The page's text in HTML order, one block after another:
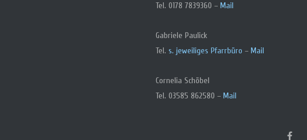
Tel. 0178 7839360 –Mail
Gabriele Paulick
Tel.s. jeweiliges Pfarrbüro –Mail
Cornelia Schöbel
Tel. 03585 862580 –Mail